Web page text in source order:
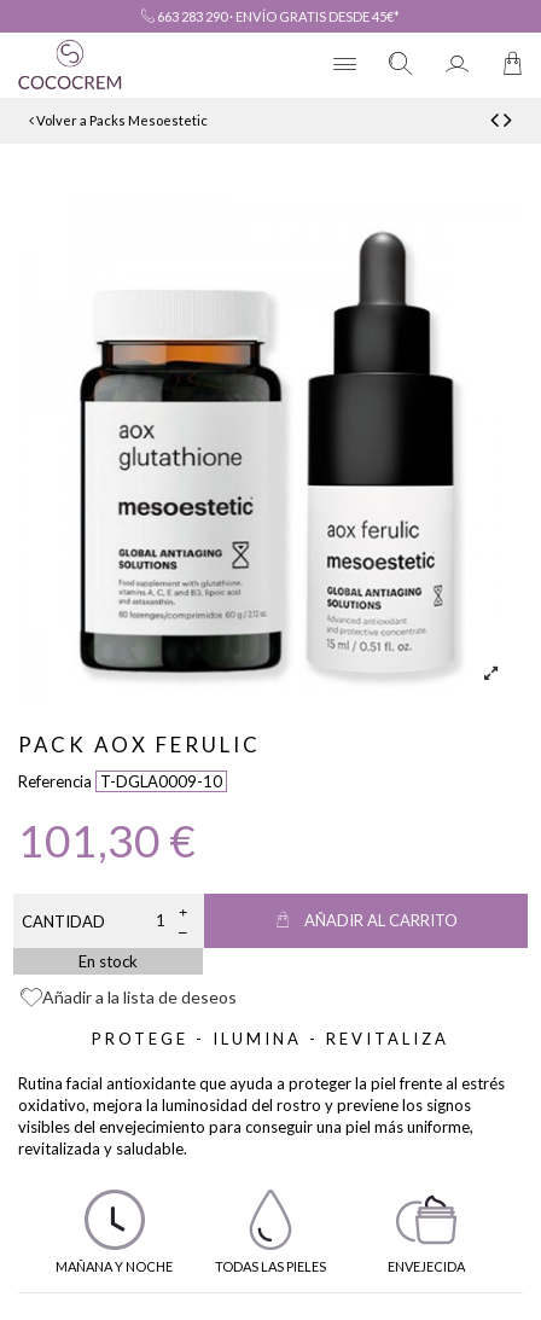
663 283 290· ENVÍO GRATIS DESDE 45€*
Volver a Packs Mesoestetic
PACK AOX FERULIC
Referencia T-DGLA0009-10
101,30 €
CANTIDAD AÑADIR AL CARRITO
En stock
Añadir a la lista de deseos
PROTEGE - ILUMINA - REVITALIZA
Rutina facial antioxidante que ayuda a proteger la piel frente al estrés
oxidativo, mejora la luminosidad del rostro y previene los signos
visibles del envejecimiento para conseguir una piel más uniforme,
revitalizada y saludable.
MAÑANA Y NOCHE TODAS LAS PIELES ENVEJECIDA